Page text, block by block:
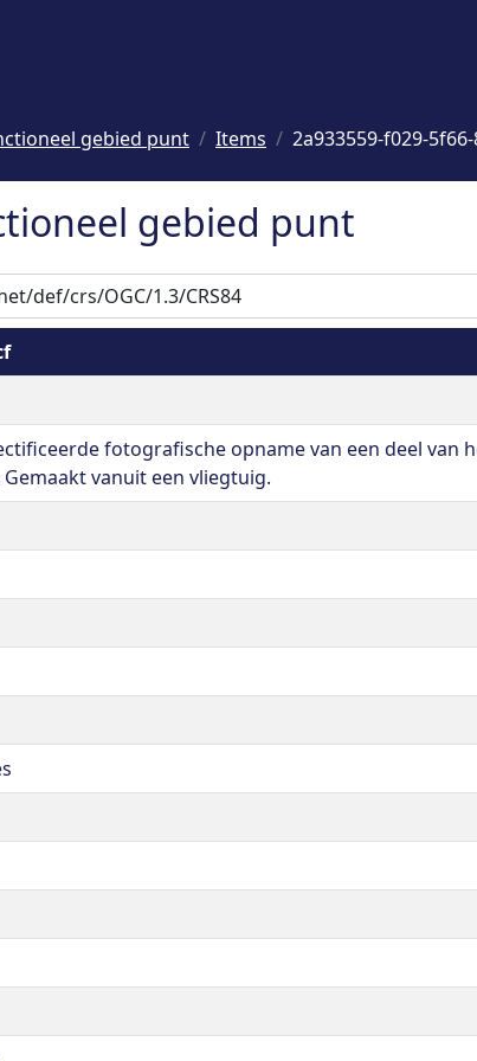
gebied punt Items 2a933559-f029-
gebied punt
fotografische opname van een deel van
vanuit een vliegtuig.